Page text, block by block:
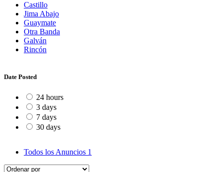
Castillo
Jima Abajo
Guaymate
Otra Banda
Galván
Rincón
Date Posted
24 hours
3 days
7 days
30 days
Todos los Anuncios 1